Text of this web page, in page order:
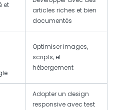
et
articles riches et bien
documentés
Optimiser images,
scripts, et
hébergement
Adopter un design
responsive avec test